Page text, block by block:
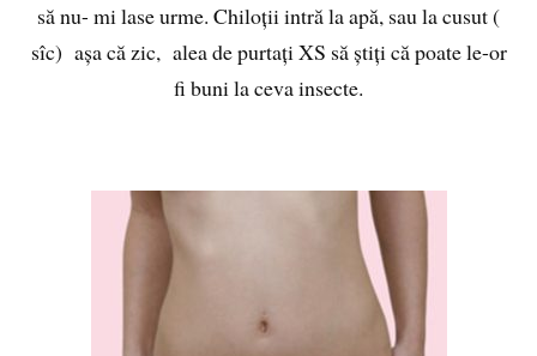
să nu- mi lase urme. Chiloții intră la apă, sau la cusut (
sîc) așa că zic, alea de purtați XS să știți că poate le-or
fi buni la ceva insecte.